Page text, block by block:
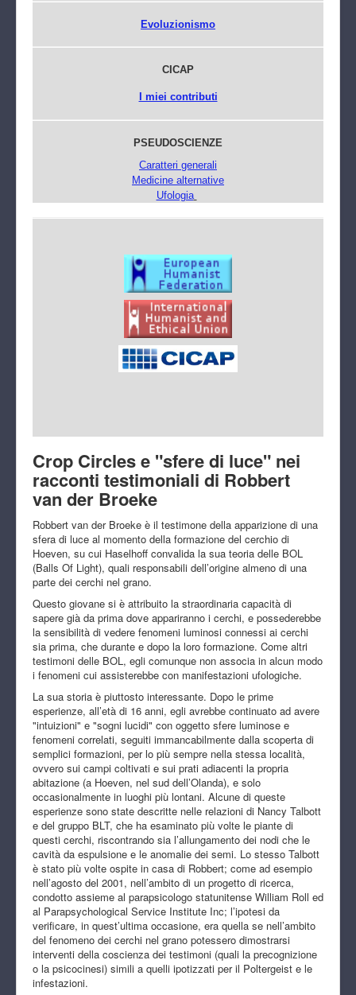
Evoluzionismo
CICAP
I miei contributi
PSEUDOSCIENZE
Caratteri generali
Medicine alternative
Ufologia
Crop Circles e "sfere di luce" nei
racconti testimoniali di Robbert
van der Broeke
Robbert van der Broeke è il testimone della apparizione di una
sfera di luce al momento della formazione del cerchio di
Hoeven, su cui Haselhoff convalida la sua teoria delle BOL
(Balls Of Light), quali responsabili dell’origine almeno di una
parte dei cerchi nel grano.
Questo giovane si è attribuito la straordinaria capacità di
sapere già da prima dove appariranno i cerchi, e possederebbe
la sensibilità di vedere fenomeni luminosi connessi ai cerchi
sia prima, che durante e dopo la loro formazione. Come altri
testimoni delle BOL, egli comunque non associa in alcun modo
i fenomeni cui assisterebbe con manifestazioni ufologiche.
La sua storia è piuttosto interessante. Dopo le prime
esperienze, all’età di 16 anni, egli avrebbe continuato ad avere
"intuizioni" e "sogni lucidi" con oggetto sfere luminose e
fenomeni correlati, seguiti immancabilmente dalla scoperta di
semplici formazioni, per lo più sempre nella stessa località,
ovvero sui campi coltivati e sui prati adiacenti la propria
abitazione (a Hoeven, nel sud dell’Olanda), e solo
occasionalmente in luoghi più lontani. Alcune di queste
esperienze sono state descritte nelle relazioni di Nancy Talbott
e del gruppo BLT, che ha esaminato più volte le piante di
questi cerchi, riscontrando sia l’allungamento dei nodi che le
cavità da espulsione e le anomalie dei semi. Lo stesso Talbott
è stato più volte ospite in casa di Robbert; come ad esempio
nell’agosto del 2001, nell’ambito di un progetto di ricerca,
condotto assieme al parapsicologo statunitense William Roll ed
al Parapsychological Service Institute Inc; l’ipotesi da
verificare, in quest’ultima occasione, era quella se nell’ambito
del fenomeno dei cerchi nel grano potessero dimostrarsi
interventi della coscienza dei testimoni (quali la precognizione
o la psicocinesi) simili a quelli ipotizzati per il Poltergeist e le
infestazioni.